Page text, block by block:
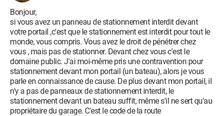
Bonjour,
si vous avez un panneau de stationnement interdit devant
votre portail ,c'est que le stationnement est interdit pour tout le
monde, vous compris. Vous avez le droit de pénétrer chez
vous , mais pas de stationner. Devant chez vous c'est le
domaine public. J'ai moi-même pris une contravention pour
stationnement devant mon portail (un bateau), alors je vous
parle en connaissance de cause. De plus devant mon portail, il
n'y a pas de panneaux de stationnement interdit, le
stationnement devant un bateau suffit, même s'il ne sert qu'au
propriétaire du garage. C'est le code de la route